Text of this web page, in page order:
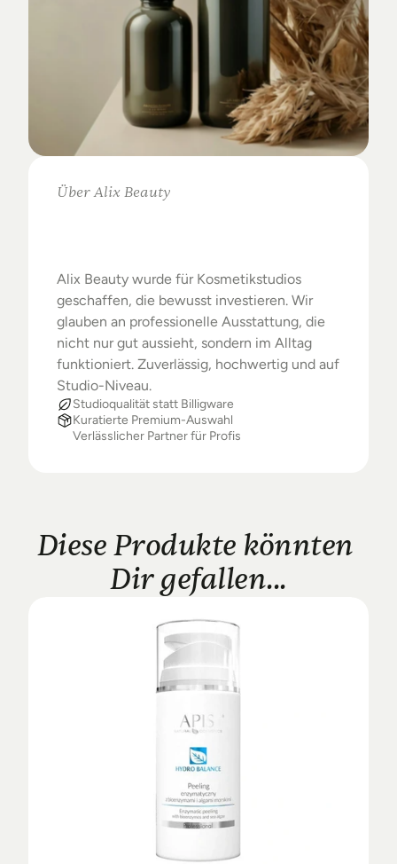
Über Alix Beauty
Alix Beauty wurde für Kosmetikstudios
geschaffen, die bewusst investieren. Wir
glauben an professionelle Ausstattung, die
nicht nur gut aussieht, sondern im Alltag
funktioniert. Zuverlässig, hochwertig und auf
Studio-Niveau.
Studioqualität statt Billigware
Kuratierte Premium-Auswahl
Verlässlicher Partner für Profis
Diese Produkte könnten
Dir gefallen...